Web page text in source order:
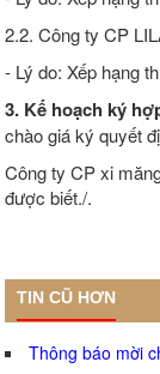
2.2. Công ty CP
- Lý do: Xếp hạng
3. Kế hoạch ký
chào giá ký quyết
Công ty CP xi
được biết./.
TIN CŨ HƠN
Thông báo mời